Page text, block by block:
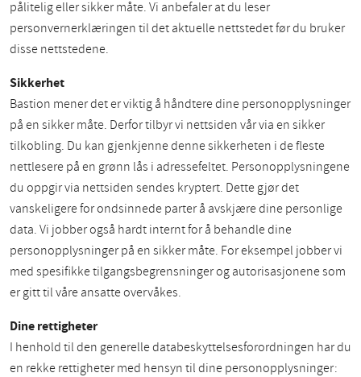
pålitelig eller sikker måte. Vi anbefaler at du leser
personvernerklæringen til det aktuelle nettstedet før du bruker
disse nettstedene.
Sikkerhet
Bastion mener det er viktig å håndtere dine personopplysninger
på en sikker måte. Derfor tilbyr vi nettsiden vår via en sikker
tilkobling. Du kan gjenkjenne denne sikkerheten i de fleste
nettlesere på en grønn lås i adressefeltet. Personopplysningene
du oppgir via nettsiden sendes kryptert. Dette gjør det
vanskeligere for ondsinnede parter å avskjære dine personlige
data. Vi jobber også hardt internt for å behandle dine
personopplysninger på en sikker måte. For eksempel jobber vi
med spesifikke tilgangsbegrensninger og autorisasjonene som
er gitt til våre ansatte overvåkes.
Dine rettigheter
I henhold til den generelle databeskyttelsesforordningen har du
en rekke rettigheter med hensyn til dine personopplysninger: